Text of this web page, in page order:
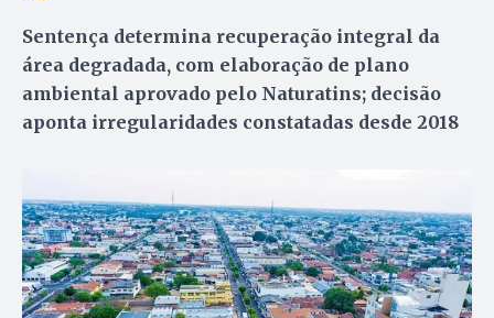
Sentença determina recuperação integral da
área degradada, com elaboração de plano
ambiental aprovado pelo Naturatins; decisão
aponta irregularidades constatadas desde 2018